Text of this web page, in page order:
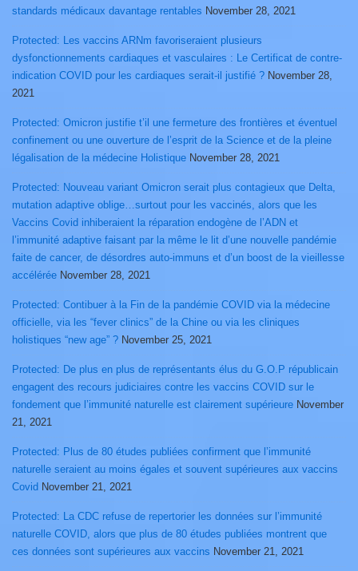
standards médicaux davantage rentables November 28, 2021
Protected: Les vaccins ARNm favoriseraient plusieurs
dysfonctionnements cardiaques et vasculaires : Le Certificat de contre-
indication COVID pour les cardiaques serait-il justifié ? November 28,
2021
Protected: Omicron justifie t’il une fermeture des frontières et éventuel
confinement ou une ouverture de l’esprit de la Science et de la pleine
légalisation de la médecine Holistique November 28, 2021
Protected: Nouveau variant Omicron serait plus contagieux que Delta,
mutation adaptive oblige…surtout pour les vaccinés, alors que les
Vaccins Covid inhiberaient la réparation endogène de l’ADN et
l’immunité adaptive faisant par la même le lit d’une nouvelle pandémie
faite de cancer, de désordres auto-immuns et d’un boost de la vieillesse
accélérée November 28, 2021
Protected: Contibuer à la Fin de la pandémie COVID via la médecine
officielle, via les “fever clinics” de la Chine ou via les cliniques
holistiques “new age” ? November 25, 2021
Protected: De plus en plus de représentants élus du G.O.P républicain
engagent des recours judiciaires contre les vaccins COVID sur le
fondement que l’immunité naturelle est clairement supérieure November
21, 2021
Protected: Plus de 80 études publiées confirment que l’immunité
naturelle seraient au moins égales et souvent supérieures aux vaccins
Covid November 21, 2021
Protected: La CDC refuse de repertorier les données sur l’immunité
naturelle COVID, alors que plus de 80 études publiées montrent que
ces données sont supérieures aux vaccins November 21, 2021